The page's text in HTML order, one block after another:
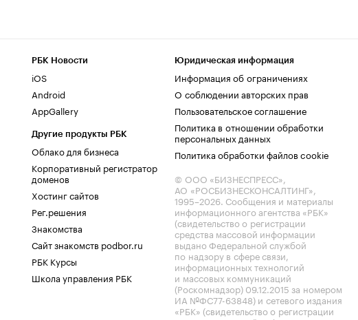
РБК Новости
iOS
Android
AppGallery
Другие продукты РБК
Облако для бизнеса
Корпоративный регистратор
доменов
Хостинг сайтов
Рег.решения
Знакомства
Сайт знакомств podbor.ru
РБК Курсы
Школа управления РБК
Юридическая информация
Информация об ограничениях
О соблюдении авторских прав
Пользовательское соглашение
Политика в отношении обработки
персональных данных
Политика обработки файлов cookie
© ООО «БИЗНЕСПРЕСС»,
АО «РОСБИЗНЕСКОНСАЛТИНГ»,
1995–2026. Сообщения и материалы
информационного агентства «РБК»
(свидетельство о регистрации
средства массовой информации
выдано Федеральной службой
по надзору в сфере связи,
информационных технологий
и массовых коммуникаций
(Роскомнадзор) 09.12.2015 за номером
ИА №ФС77-63848) и сетевого издания
«РБК» (свидетельство о регистрации